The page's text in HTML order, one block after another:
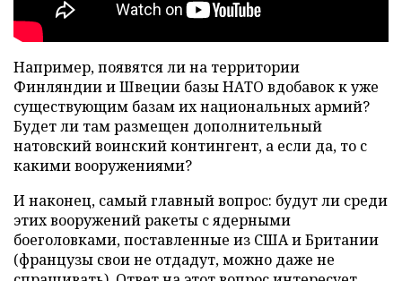
Например, появятся ли на территории
Финляндии и Швеции базы НАТО вдобавок к уже
существующим базам их национальных армий?
Будет ли там размещен дополнительный
натовский воинский контингент, а если да, то с
какими вооружениями?
И наконец, самый главный вопрос: будут ли среди
этих вооружений ракеты с ядерными
боеголовками, поставленные из США и Британии
(французы свои не отдадут, можно даже не